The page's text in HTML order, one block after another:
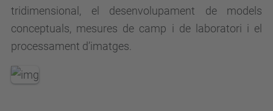
tridimensional, el desenvolupament de models
conceptuals, mesures de camp i de laboratori i el
processament d’imatges.